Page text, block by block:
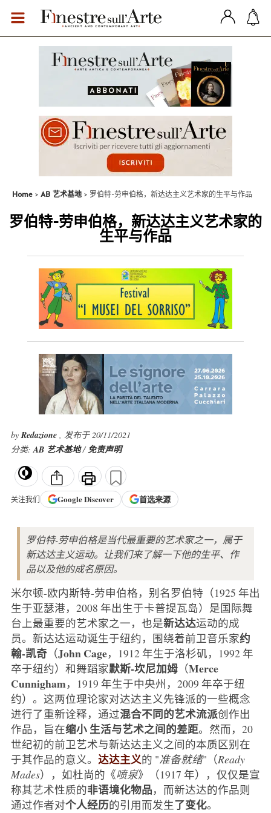
Home AB 艺术基地 罗伯特-劳申伯格，新达达主义艺术家的生平与作品
罗伯特-劳申伯格，新达达主义艺术家的
生平与作品
byRedazione , 发布于 20/11/2021
分类:AB 艺术基地/免责声明
关注我们 GoogleDiscover 首选来源
罗伯特-劳申伯格是当代最重要的艺术家之一，属于
新达达主义运动。让我们来了解一下他的生平、作
品以及他的成名原因。
米尔顿-欧内斯特-劳申伯格，别名罗伯特（1925 年出
生于亚瑟港，2008 年出生于卡普提瓦岛）是国际舞
台上最重要的艺术家之一，也是新达达运动的成
员。新达达运动诞生于纽约，围绕着前卫音乐家约
翰-凯奇（John Cage，1912 年生于洛杉矶，1992 年
卒于纽约）和舞蹈家默斯-坎尼加姆（Merce
Cunnigham，1919 年生于中央州，2009 年卒于纽
约）。这两位理论家对达达主义先锋派的一些概念
进行了重新诠释，通过混合不同的艺术流派创作出
作品，旨在缩小生活与艺术之间的差距。然而，20
世纪初的前卫艺术与新达达主义之间的本质区别在
于其作品的意义。 达达主义的 "准备就绪"（Ready
Mades），如杜尚的《喷泉》（1917 年），仅仅是宣
称其艺术性质的非语境化物品，而新达达的作品则
通过作者对个人经历的引用而发生了变化。